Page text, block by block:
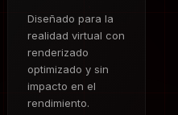
Diseñado para la
realidad virtual con
renderizado
optimizado y sin
impacto en el
rendimiento.